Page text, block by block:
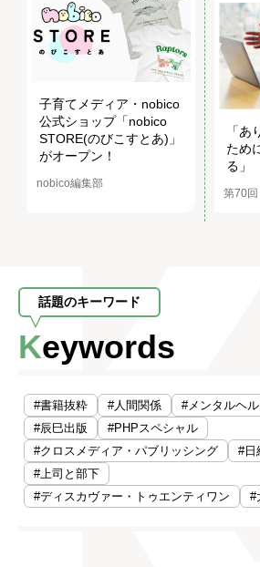
子育てメディア・nobico
公式ショップ「nobico
STORE(のびこすとあ)」
がオープン！
nobico編集部
「
ため
る」
第70
話題のキーワード
Keywords
#書籍抜粋 #人間関係
#メンタルヘル
#辰巳出版
#PHPスペシャル
#クロスメディア・パブリッシング
#日
#上司と部下
#ディスカヴァー・トゥエンティワン
#